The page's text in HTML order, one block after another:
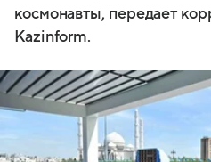
космонавты, передает
Kazinform.